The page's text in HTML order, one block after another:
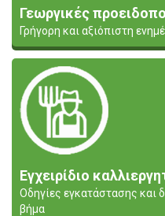
Γεωργικές
Γρήγορη και αξιόπιστη
Εγχειρίδιο
Οδηγίες εγκατάστασης και
βήμα